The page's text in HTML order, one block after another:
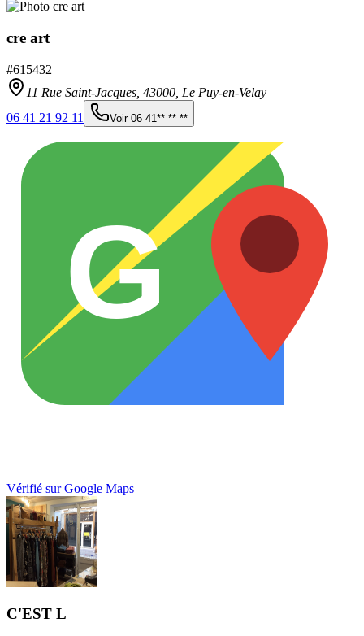
cre art
#615432
11 Rue Saint-Jacques, 43000 Le Puy-en-Velay
06 41 21 92 11
Voir 06 41** ** **
G
Vérifié sur Google Maps
C'EST L